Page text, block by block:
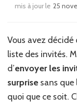
mis à jour le 25
Vous avez
liste des invités.
d’envoyer les
surprise sans
quoi que ce soit.